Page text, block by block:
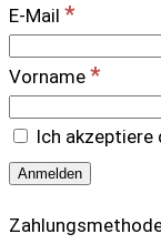
E-Mail *
Vorname *
Ich